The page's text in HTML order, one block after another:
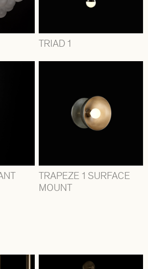
TRIAD 1
TRAPEZE 1 SURFACE
MOUNT